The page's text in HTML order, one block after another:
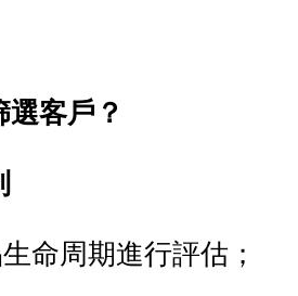
客戶？
命周期進行評估；